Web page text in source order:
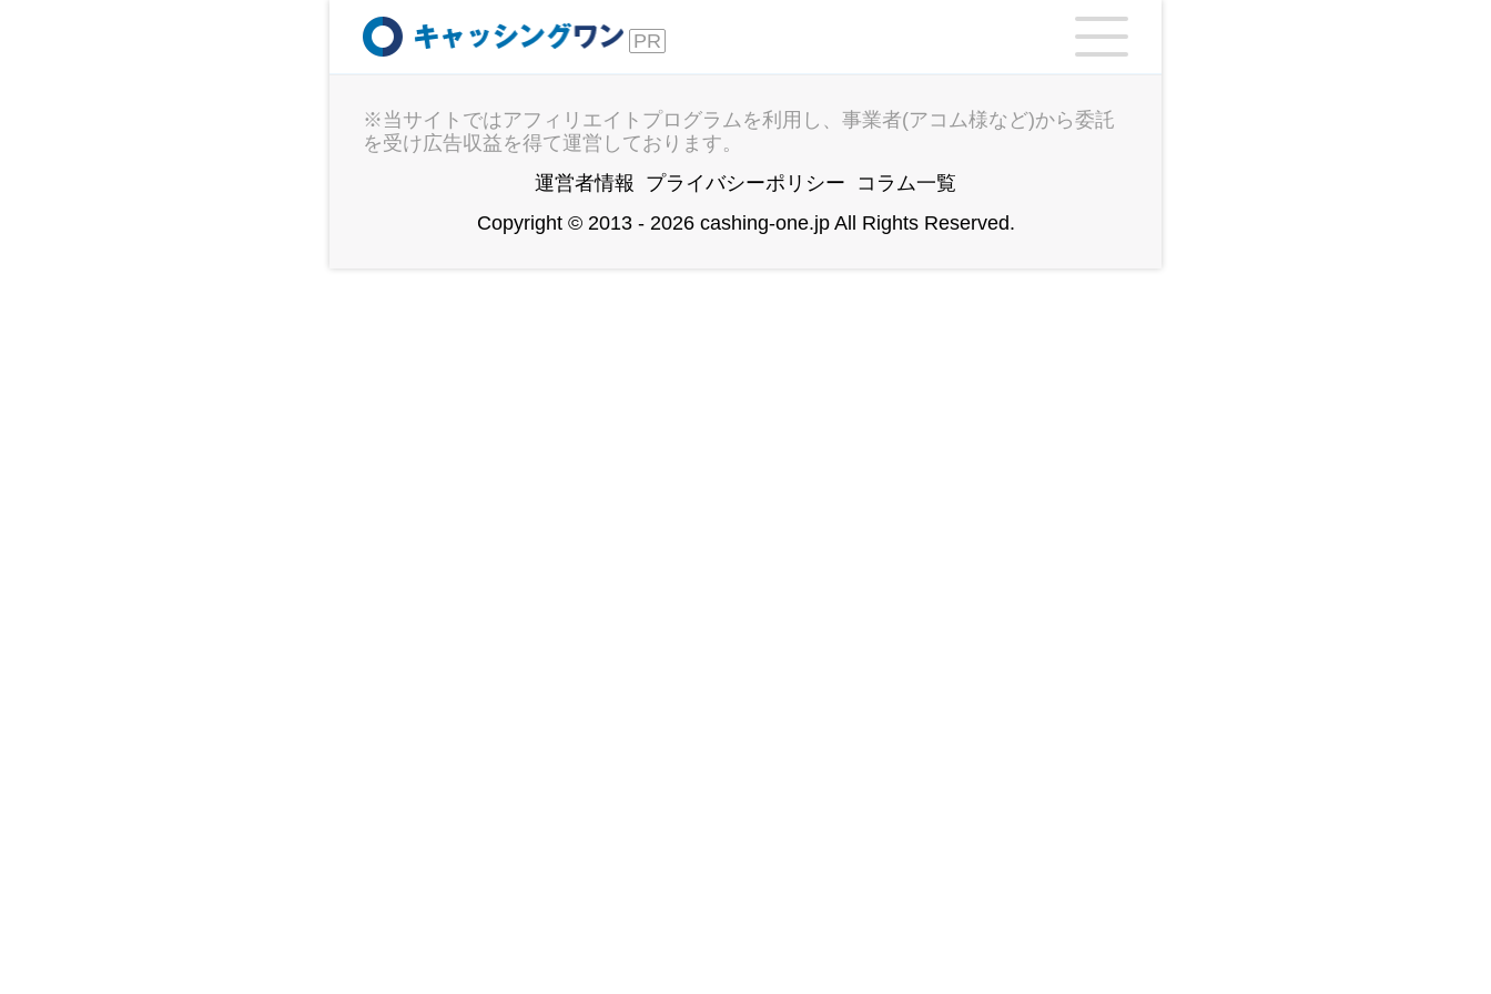
キャッシングワン
※当サイトではアフィリエイトプログラムを利用し、事業者(アコム様など)から委託
を受け広告収益を得て運営しております。
運営者情報
プライバシーポリシー
コラム一覧
Copyright © 2013 - 2026 cashing-one.jp All Rights Reserved.